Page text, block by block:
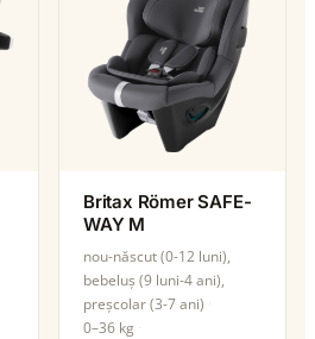
Britax Römer SAFE-
WAY M
nou-născut (0-12 luni),
bebeluș (9 luni-4 ani),
preșcolar (3-7 ani)
0–36 kg